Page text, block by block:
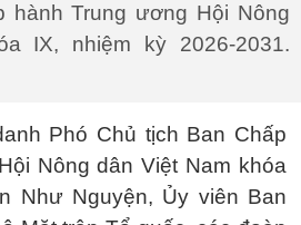
hành Trung ương Hội Nông
IX, nhiệm kỳ 2026-2031.
Phó Chủ tịch Ban Chấp
Nông dân Việt Nam khóa
Như Nguyện, Ủy viên Ban